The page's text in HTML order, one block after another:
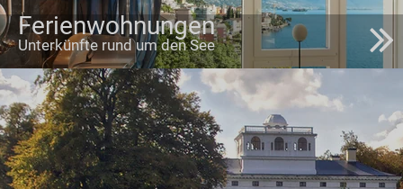
Ferienwohnungen
Unterkünfte rund um den See